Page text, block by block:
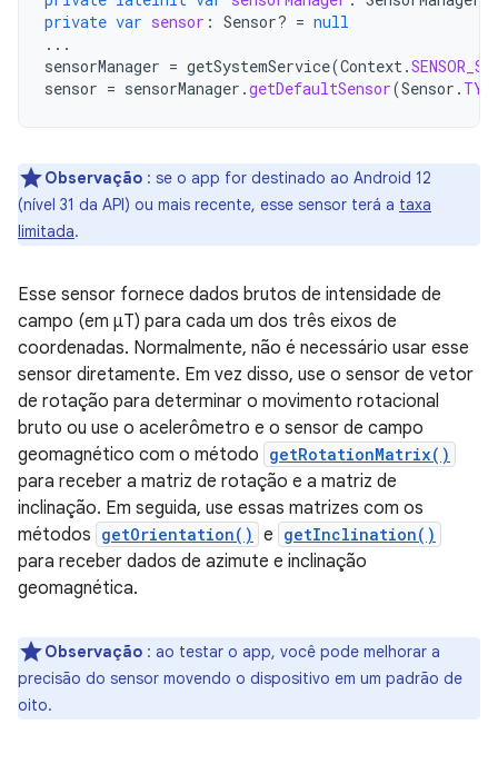
private var sensor : Sensor? = null
...
sensorManager = getSystemService(Context.
sensor = sensorManager .getDefaultSensor(Sensor .
Observação : se o app for destinado ao Android 12
(nível 31 da API) ou mais recente, esse sensor terá a taxa
limitada.
Esse sensor fornece dados brutos de intensidade de
campo (em μT) para cada um dos três eixos de
coordenadas. Normalmente, não é necessário usar esse
sensor diretamente. Em vez disso, use o sensor de vetor
de rotação para determinar o movimento rotacional
bruto ou use o acelerômetro e o sensor de campo
geomagnético com o método getRotationMatrix()
para receber a matriz de rotação e a matriz de
inclinação. Em seguida, use essas matrizes com os
métodos getOrientation() e getInclination()
para receber dados de azimute e inclinação
geomagnética.
Observação : ao testar o app, você pode melhorar a
precisão do sensor movendo o dispositivo em um padrão de
oito.